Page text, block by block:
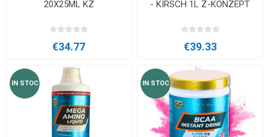
20X25ML KZ
€34.77
- KIRSCH 1L Z-KONZEPT
€39.33
IN STOC IN STOC